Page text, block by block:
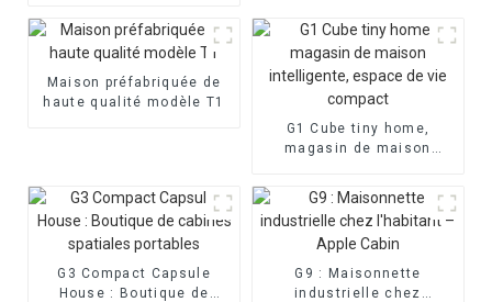
Maison préfabriquée de
haute qualité modèle T1
G1 Cube tiny home,
magasin de maison
vie compact
G3 Compact Capsule
House : Boutique de
G9 : Maisonnette
industrielle chez